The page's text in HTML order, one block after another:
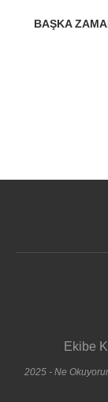
BAŞKA
Ekibe
2025 - Ne